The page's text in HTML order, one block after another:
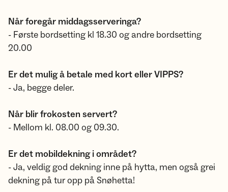
Når foregår middagsserveringa?
- Første bordsetting kl 18.30 og andre bordsetting
20.00
Er det mulig å betale med kort eller VIPPS?
- Ja, begge deler.
Når blir frokosten servert?
- Mellom kl. 08.00 og 09.30.
Er det mobildekning i området?
- Ja, veldig god dekning inne på hytta, men også grei
dekning på tur opp på Snøhetta!